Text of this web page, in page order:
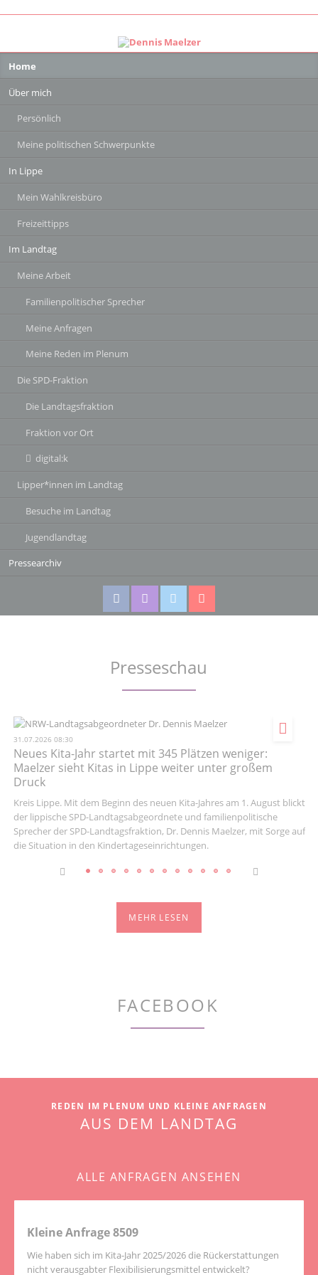
überspringen
Home
Über mich
Persönlich
Meine politischen Schwerpunkte
In Lippe
Mein Wahlkreisbüro
Freizeittipps
Im Landtag
Meine Arbeit
Familienpolitischer Sprecher
Meine Anfragen
Meine Reden im Plenum
Die SPD-Fraktion
Die Landtagsfraktion
Fraktion vor Ort
digital:k
Lipper*innen im Landtag
Besuche im Landtag
Jugendlandtag
Pressearchiv
Presseschau
31.07.2026 08:30
Neues Kita-Jahr startet mit 345 Plätzen weniger:
Maelzer sieht Kitas in Lippe weiter unter großem
Druck
Kreis Lippe. Mit dem Beginn des neuen Kita-Jahres am 1. August blickt
der lippische SPD-Landtagsabgeordnete und familienpolitische
Sprecher der SPD-Landtagsfraktion, Dr. Dennis Maelzer, mit Sorge auf
die Situation in den Kindertageseinrichtungen.
MEHR LESEN
FACEBOOK
REDEN IM PLENUM UND KLEINE ANFRAGEN
AUS DEM LANDTAG
ALLE ANFRAGEN ANSEHEN
Kleine Anfrage 8509
Wie haben sich im Kita-Jahr 2025/2026 die Rückerstattungen
nicht verausgabter Flexibilisierungsmittel entwickelt?